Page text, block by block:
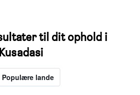
til dit ophold i
Populære lande